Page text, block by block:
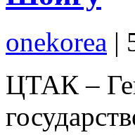
onekorea |
ЦТАК –